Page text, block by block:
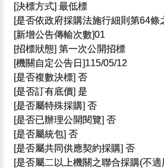
[決標方式] 最低標
[是否依政府採購法施行細則第64條
[新增公告傳輸次數]01
[招標狀態] 第一次公開招標
[機關自定公告日]115/05/12
[是否複數決標] 否
[是否訂有底價] 是
[是否屬特殊採購] 否
[是否已辦理公開閱覽] 否
[是否屬統包] 否
[是否屬共同供應契約採購] 否
[是否屬二以上機關之聯合採購(不